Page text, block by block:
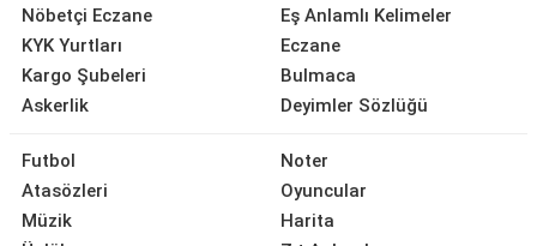
Nöbetçi Eczane
KYK Yurtları
Kargo Şubeleri
Askerlik
Eş Anlamlı Kelimeler
Eczane
Bulmaca
Deyimler Sözlüğü
Futbol
Atasözleri
Müzik
Noter
Oyuncular
Harita